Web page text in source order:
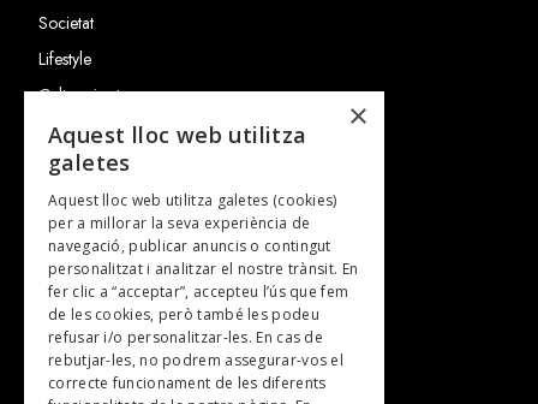
Societat
Lifestyle
Cultura i art
Entrevistes
Gastronomia
TV
Plans per fer
Revistes
SUBSCRIU-TE A LA NOSTRA NEWSLETTER!
×
Aquest lloc web utilitza
galetes
Aquest lloc web utilitza galetes (cookies)
per a millorar la seva experiència de
navegació, publicar anuncis o contingut
personalitzat i analitzar el nostre trànsit. En
fer clic a “acceptar”, accepteu l’ús que fem
de les cookies, però també les podeu
refusar i/o personalitzar-les. En cas de
rebutjar-les, no podrem assegurar-vos el
correcte funcionament de les diferents